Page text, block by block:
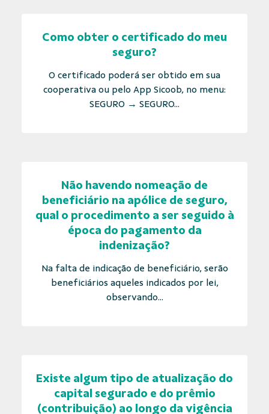
Como obter o certificado do meu
seguro?
O certificado poderá ser obtido em sua
cooperativa ou pelo App Sicoob, no menu:
SEGURO → SEGURO...
Não havendo nomeação de
beneficiário na apólice de seguro,
qual o procedimento a ser seguido à
época do pagamento da
indenização?
Na falta de indicação de beneficiário, serão
beneficiários aqueles indicados por lei,
observando...
Existe algum tipo de atualização do
capital segurado e do prêmio
(contribuição) ao longo da vigência